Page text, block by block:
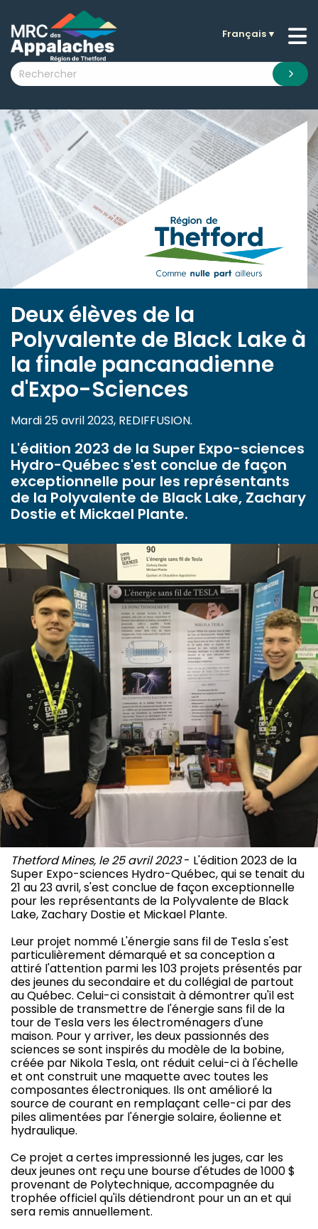
submenu (La MRC )
submenu (Citoyens )
submenu (Visiteurs )
submenu (Nouvelles )
submenu (Documentation )
Français▼
Deux élèves de la
Polyvalente de Black Lake à
la finale pancanadienne
d'Expo-Sciences
Mardi 25 avril 2023, REDIFFUSION.
L'édition 2023 de la Super Expo-sciences
Hydro-Québec s'est conclue de façon
exceptionnelle pour les représentants
de la Polyvalente de Black Lake, Zachary
Dostie et Mickael Plante.
Thetford Mines, le 25 avril 2023- L'édition 2023 de la
Super Expo-sciences Hydro-Québec, qui se tenait du
21 au 23 avril, s'est conclue de façon exceptionnelle
pour les représentants de la Polyvalente de Black
Lake, Zachary Dostie et Mickael Plante.
Leur projet nommé L'énergie sans fil de Tesla s'est
particulièrement démarqué et sa conception a
attiré l'attention parmi les 103 projets présentés par
des jeunes du secondaire et du collégial de partout
au Québec. Celui-ci consistait à démontrer qu'il est
possible de transmettre de l'énergie sans fil de la
tour de Tesla vers les électroménagers d'une
maison. Pour y arriver, les deux passionnés des
sciences se sont inspirés du modèle de la bobine,
créée par Nikola Tesla, ont réduit celui-ci à l'échelle
et ont construit une maquette avec toutes les
composantes électroniques. Ils ont amélioré la
source de courant en remplaçant celle-ci par des
piles alimentées par l'énergie solaire, éolienne et
hydraulique.
Ce projet a certes impressionné les juges, car les
deux jeunes ont reçu une bourse d'études de 1000 $
provenant de Polytechnique, accompagnée du
trophée officiel qu'ils détiendront pour un an et qui
sera remis annuellement.